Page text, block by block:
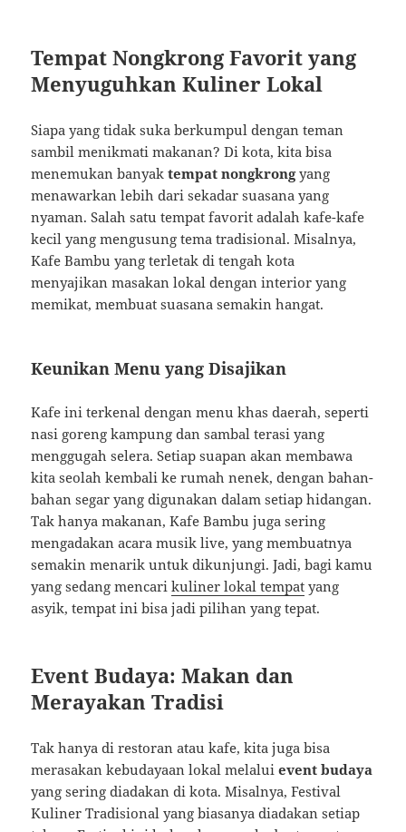
Tempat Nongkrong Favorit yang
Menyuguhkan Kuliner Lokal
Siapa yang tidak suka berkumpul dengan teman
sambil menikmati makanan? Di kota, kita bisa
menemukan banyaktempat nongkrongyang
menawarkan lebih dari sekadar suasana yang
nyaman. Salah satu tempat favorit adalah kafe-kafe
kecil yang mengusung tema tradisional. Misalnya,
Kafe Bambu yang terletak di tengah kota
menyajikan masakan lokal dengan interior yang
memikat, membuat suasana semakin hangat.
Keunikan Menu yang Disajikan
Kafe ini terkenal dengan menu khas daerah, seperti
nasi goreng kampung dan sambal terasi yang
menggugah selera. Setiap suapan akan membawa
kita seolah kembali ke rumah nenek, dengan bahan-
bahan segar yang digunakan dalam setiap hidangan.
Tak hanya makanan, Kafe Bambu juga sering
mengadakan acara musik live, yang membuatnya
semakin menarik untuk dikunjungi. Jadi, bagi kamu
yang sedang mencarikuliner lokal tempat yang
asyik, tempat ini bisa jadi pilihan yang tepat.
Event Budaya: Makan dan
Merayakan Tradisi
Tak hanya di restoran atau kafe, kita juga bisa
merasakan kebudayaan lokal melaluievent budaya
yang sering diadakan di kota. Misalnya, Festival
Kuliner Tradisional yang biasanya diadakan setiap